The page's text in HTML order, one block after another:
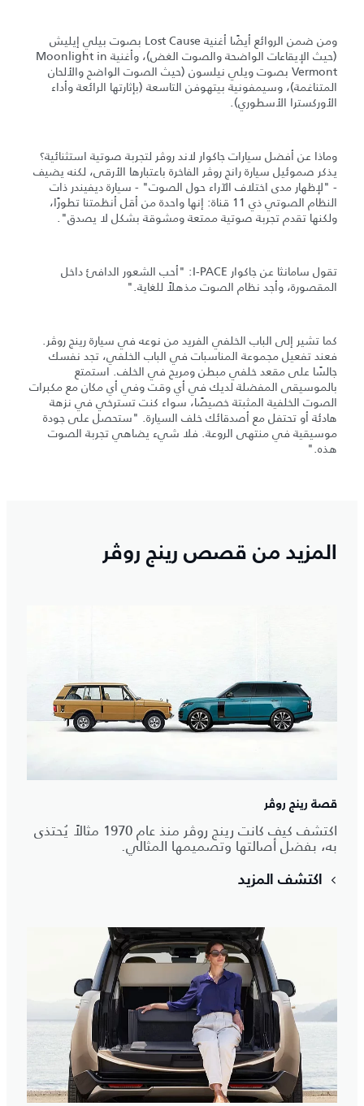
ومن ضمن الروائع أيضًا أغنية Lost Cause بصوت بيلي إيليش
(حيث الإيقاعات الواضحة والصوت الغض)، وأغنية Moonlight in
Vermont بصوت ويلي نيلسون (حيث الصوت الواضح والألحان
المتناغمة)، وسيمفونية بيتهوفن التاسعة (بإثارتها الرائعة وأداء
الأوركسترا الأسطوري).
وماذا عن أفضل سيارات جاكوار لاند روڤر لتجربة صوتية استثنائية؟
يذكر صموئيل سيارة رانج روڤر الفاخرة باعتبارها الأرقى، لكنه يضيف
- "لإظهار مدى اختلاف الآراء حول الصوت" - سيارة ديفيندر ذات
النظام الصوتي ذي 11 قناة: إنها واحدة من أقل أنظمتنا تطورًا،
ولكنها تقدم تجربة صوتية ممتعة ومشوقة بشكل لا يصدق".
تقول سامانثا عن جاكوار I-PACE: "أحب الشعور الدافئ داخل
المقصورة، وأجد نظام الصوت مذهلاً للغاية."
كما تشير إلى الباب الخلفي الفريد من نوعه في سيارة رينج روڤر.
فعند تفعيل مجموعة المناسبات في الباب الخلفي، تجد نفسك
جالسًا على مقعد خلفي مبطن ومريح في الخلف. استمتع
بالموسيقى المفضلة لديك في أي وقت وفي أي مكان مع مكبرات
الصوت الخلفية المثبتة خصيصًا، سواء كنت تسترخي في نزهة
هادئة أو تحتفل مع أصدقائك خلف السيارة. "ستحصل على جودة
موسيقية في منتهى الروعة. فلا شيء يضاهي تجربة الصوت
هذه."
المزيد من قصص رينج روڤر
قصة رينج روڤر
اكتشف كيف كانت رينج روڤر منذ عام 1970 مثالاً يُحتذى
به، بفضل أصالتها وتصميمها المثالي.
اكتشف المزيد